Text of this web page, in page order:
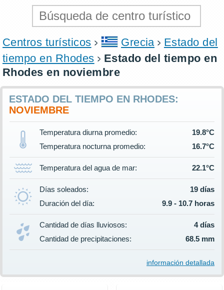
Centros turísticos Grecia
Estado del
tiempo en Rhodes
Estado del tiempo en
Rhodes en noviembre
ESTADO DEL TIEMPO EN RHODES:
NOVIEMBRE
Temperatura diurna promedio:
19.8°C
Temperatura nocturna promedio:
16.7°C
Temperatura del agua de mar: 22.1°C
Días soleados:
19 días
Duración del día:
9.9 - 10.7 horas
Cantidad de días lluviosos:
4 días
Cantidad de precipitaciones:
68.5 mm
información detallada